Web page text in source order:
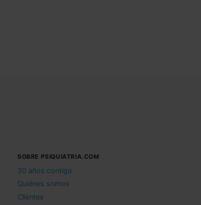
SOBRE PSIQUIATRIA.COM
30 años contigo
Quiénes somos
Clientes